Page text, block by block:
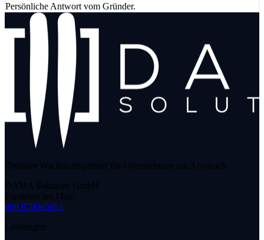
Persönliche Antwort vom Gründer.
Digitaler Wachstumspartner für Unternehmen mit Anspruch.
DAMA Solutions GmbH
Frankfurt am Main
069 870065051
Leistungen